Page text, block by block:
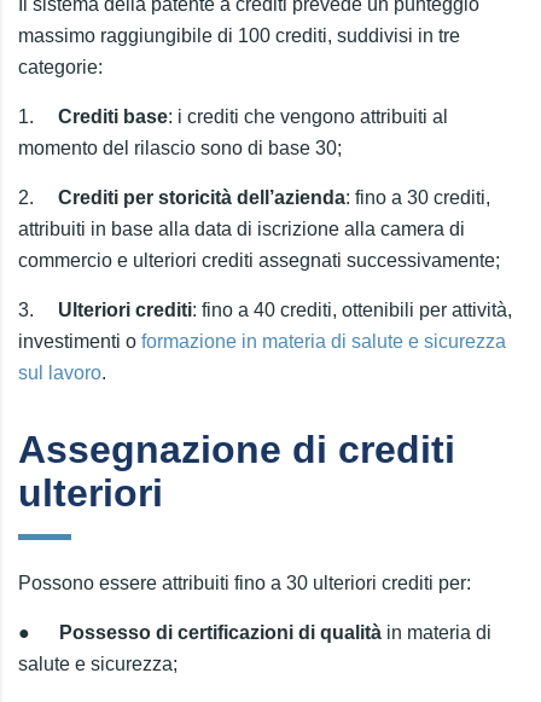
Il sistema della patente a crediti prevede un punteggio
massimo raggiungibile di 100 crediti, suddivisi in tre
categorie:
1. Crediti base: i crediti che vengono attribuiti al
momento del rilascio sono di base 30;
2. Crediti per storicità dell’azienda: fino a 30 crediti,
attribuiti in base alla data di iscrizione alla camera di
commercio e ulteriori crediti assegnati successivamente;
3. Ulteriori crediti: fino a 40 crediti, ottenibili per attività,
investimenti o formazione in materia di salute e sicurezza
sul lavoro.
Assegnazione di crediti
ulteriori
Possono essere attribuiti fino a 30 ulteriori crediti per:
● Possesso di certificazioni di qualità in materia di
salute e sicurezza;